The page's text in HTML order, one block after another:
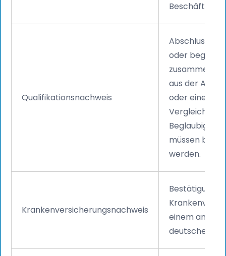
Qualifikationsnachweis
oder
zusammen
aus der
oder einer
Beglaubigte
müssen bei
werden.
Krankenversicherungsnachweis
Bestätigung
einem
deutschen